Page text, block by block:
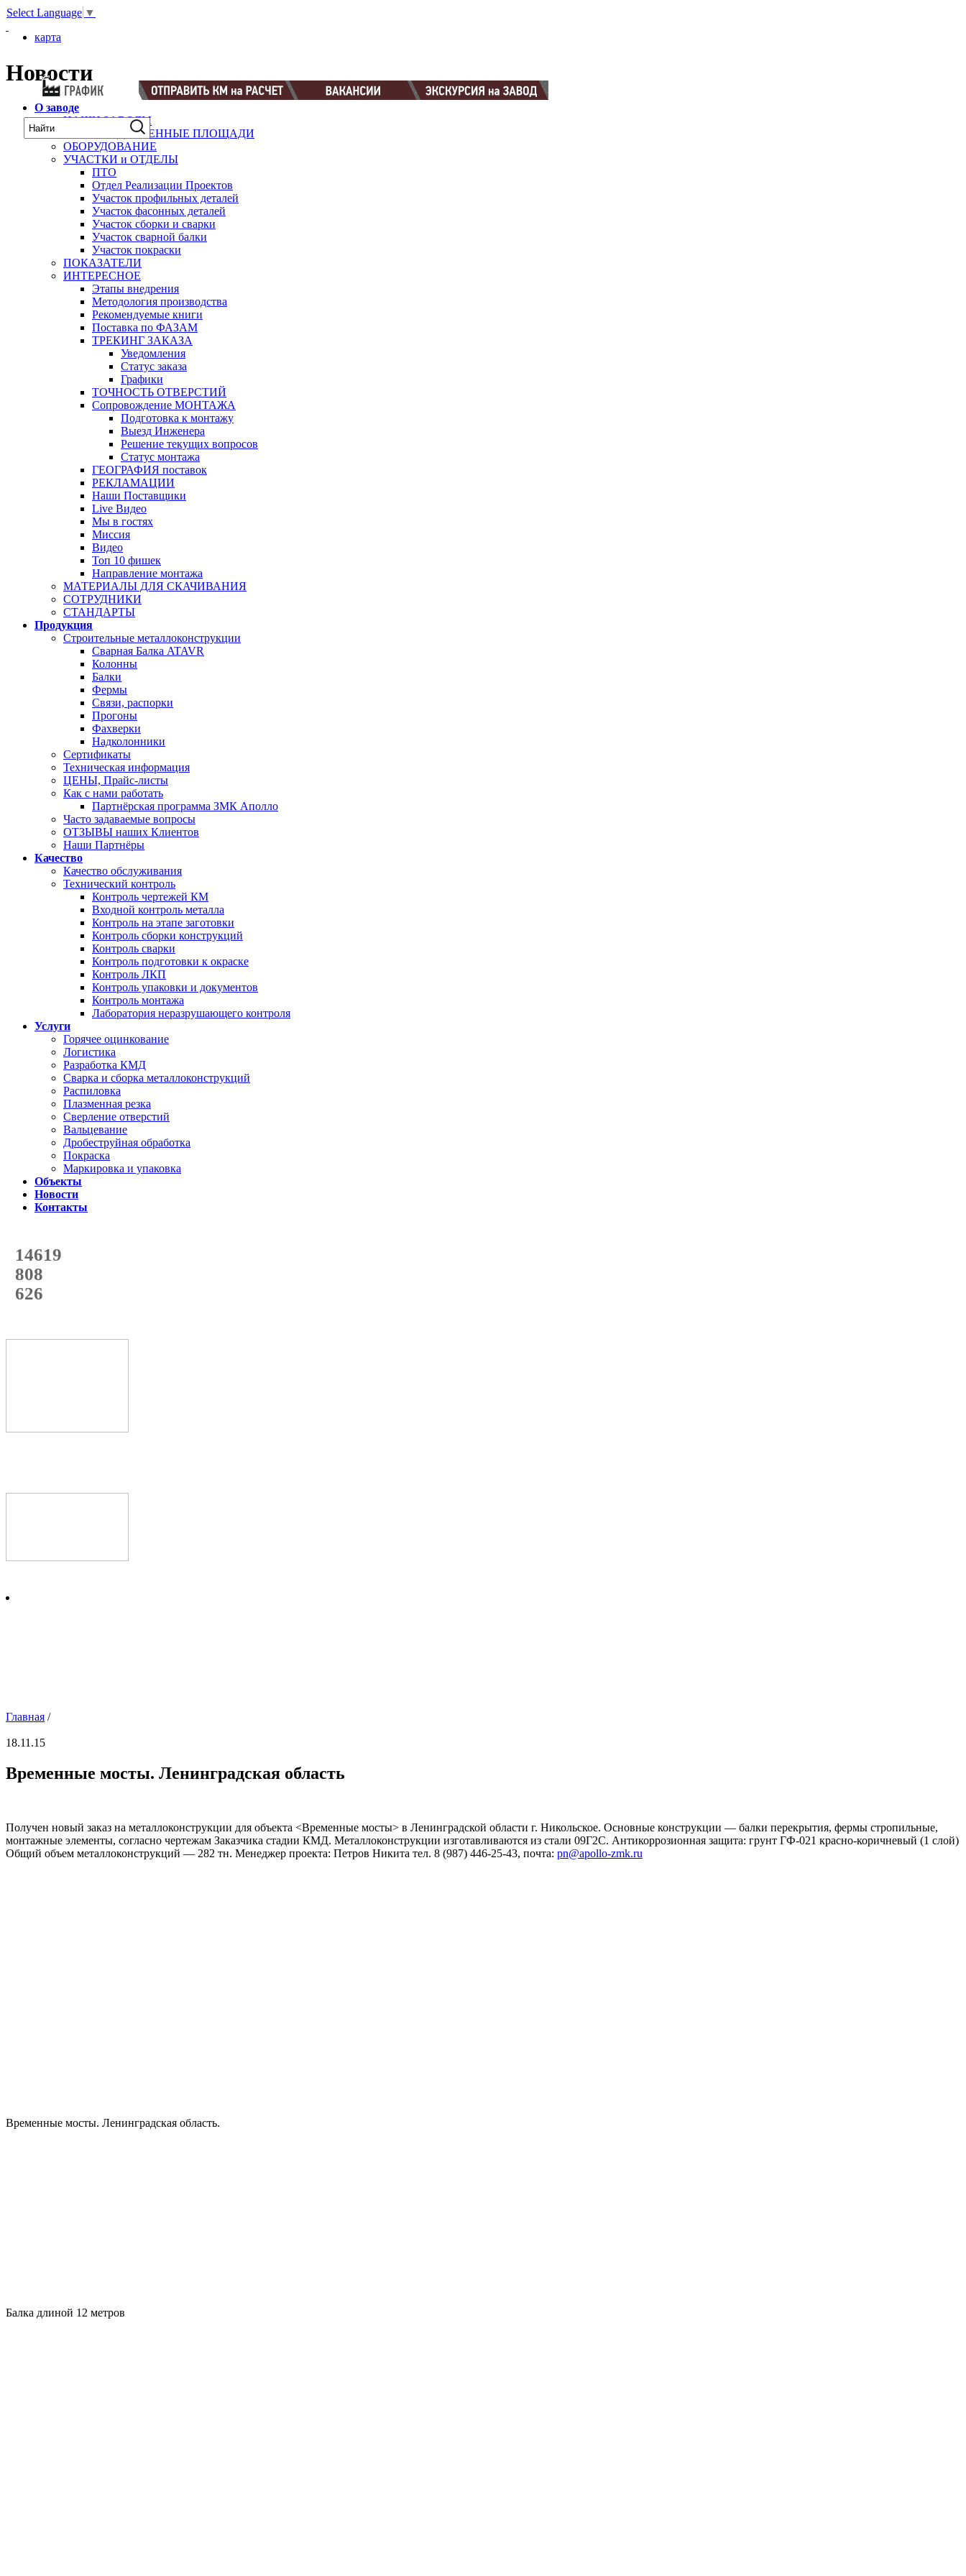
Select Language ▼
карта
Новости
О заводе
НАШИ ЗАВОДЫ
ПРОИЗВОДСТВЕННЫЕ ПЛОЩАДИ
ОБОРУДОВАНИЕ
УЧАСТКИ и ОТДЕЛЫ
ПТО
Отдел Реализации Проектов
Участок профильных деталей
Участок фасонных деталей
Участок сборки и сварки
Участок сварной балки
Участок покраски
ПОКАЗАТЕЛИ
ИНТЕРЕСНОЕ
Этапы внедрения
Методология производства
Рекомендуемые книги
Поставка по ФАЗАМ
ТРЕКИНГ ЗАКАЗА
Уведомления
Статус заказа
Графики
ТОЧНОСТЬ ОТВЕРСТИЙ
Сопровождение МОНТАЖА
Подготовка к монтажу
Выезд Инженера
Решение текущих вопросов
Статус монтажа
ГЕОГРАФИЯ поставок
РЕКЛАМАЦИИ
Наши Поставщики
Live Видео
Мы в гостях
Миссия
Видео
Топ 10 фишек
Направление монтажа
МАТЕРИАЛЫ ДЛЯ СКАЧИВАНИЯ
СОТРУДНИКИ
СТАНДАРТЫ
Продукция
Строительные металлоконструкции
Сварная Балка ATAVR
Колонны
Балки
Фермы
Связи, распорки
Прогоны
Фахверки
Надколонники
Сертификаты
Техническая информация
ЦЕНЫ, Прайс-листы
Как с нами работать
Партнёрская программа ЗМК Аполло
Часто задаваемые вопросы
ОТЗЫВЫ наших Клиентов
Наши Партнёры
Качество
Качество обслуживания
Технический контроль
Контроль чертежей КМ
Входной контроль металла
Контроль на этапе заготовки
Контроль сборки конструкций
Контроль сварки
Контроль подготовки к окраске
Контроль ЛКП
Контроль упаковки и документов
Контроль монтажа
Лаборатория неразрушающего контроля
Услуги
Горячее оцинкование
Логистика
Разработка КМД
Сварка и сборка металлоконструкций
Распиловка
Плазменная резка
Сверление отверстий
Вальцевание
Дробеструйная обработка
Покраска
Маркировка и упаковка
Объекты
Новости
Контакты
14619
с начала года
808
с начала месяца
626
с начала недели
Главная /
18.11.15
Временные мосты. Ленинградская область
Получен новый заказ на металлоконструкции для объекта <Временные мосты> в Ленинградской области г. Никольское. Основные конструкции — балки перекрытия, фермы стропильные,
монтажные элементы, согласно чертежам Заказчика стадии КМД. Металлоконструкции изготавливаются из стали 09Г2С. Антикоррозионная защита: грунт ГФ-021 красно-коричневый (1 слой)
Общий объем металлоконструкций — 282 тн. Менеджер проекта: Петров Никита тел. 8 (987) 446-25-43, почта: pn@apollo-zmk.ru
Временные мосты. Ленинградская область.
Балка длиной 12 метров